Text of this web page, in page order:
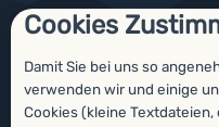
Cookies
Damit Sie bei uns so
verwenden wir und einige
Cookies (kleine
Impressum
4camping4nature
Unsere Tester